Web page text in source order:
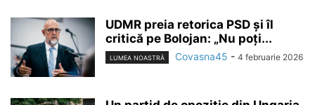
UDMR preia retorica PSD și îl
critică pe Bolojan: „Nu poți...
LUMEA NOASTRĂ Covasna45 - 4 februarie 2026